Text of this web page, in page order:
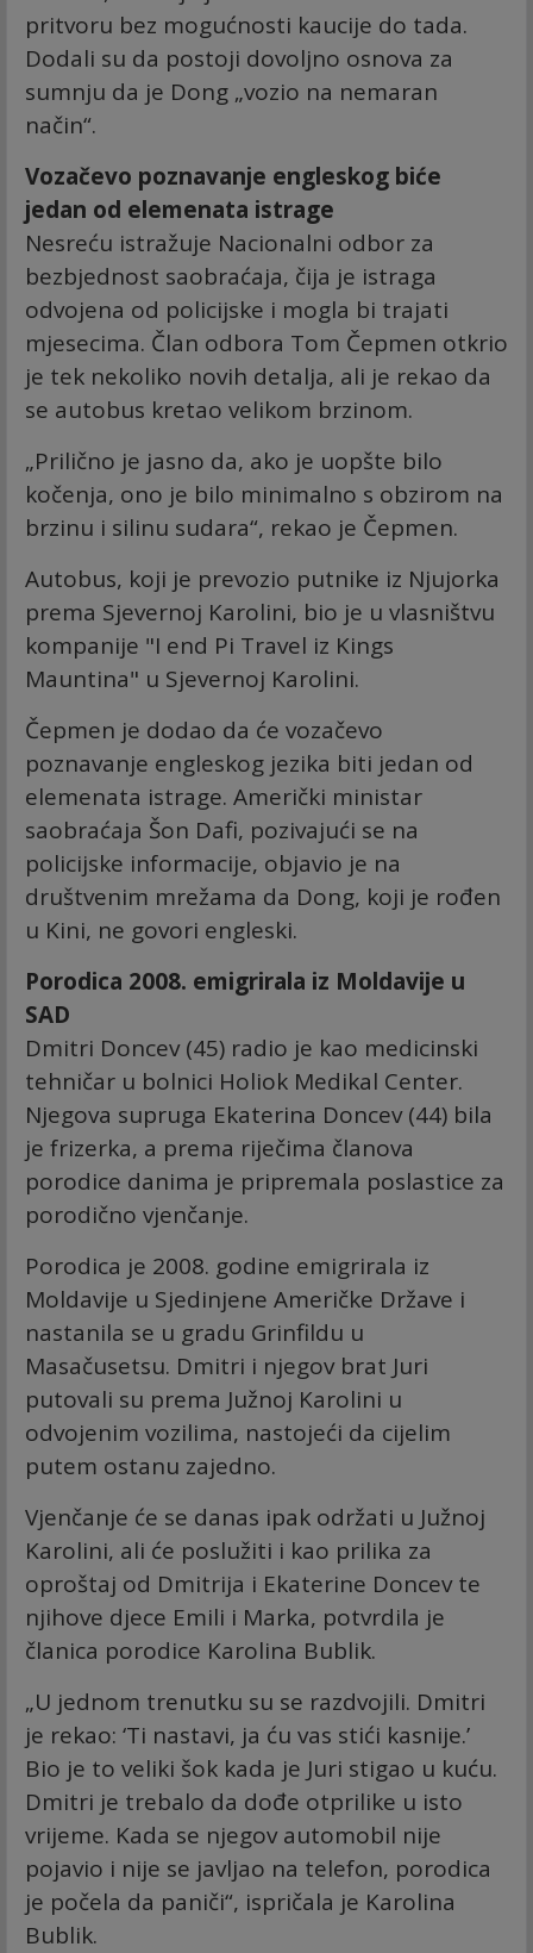
pritvoru bez mogućnosti kaucije do tada.
Dodali su da postoji dovoljno osnova za
sumnju da je Dong „vozio na nemaran
način“.
Vozačevo poznavanje engleskog biće
jedan od elemenata istrage
Nesreću istražuje Nacionalni odbor za
bezbjednost saobraćaja, čija je istraga
odvojena od policijske i mogla bi trajati
mjesecima. Član odbora Tom Čepmen otkrio
je tek nekoliko novih detalja, ali je rekao da
se autobus kretao velikom brzinom.
„Prilično je jasno da, ako je uopšte bilo
kočenja, ono je bilo minimalno s obzirom na
brzinu i silinu sudara“, rekao je Čepmen.
Autobus, koji je prevozio putnike iz Njujorka
prema Sjevernoj Karolini, bio je u vlasništvu
kompanije "I end Pi Travel iz Kings
Mauntina" u Sjevernoj Karolini.
Čepmen je dodao da će vozačevo
poznavanje engleskog jezika biti jedan od
elemenata istrage. Američki ministar
saobraćaja Šon Dafi, pozivajući se na
policijske informacije, objavio je na
društvenim mrežama da Dong, koji je rođen
u Kini, ne govori engleski.
Porodica 2008. emigrirala iz Moldavije u
SAD
Dmitri Doncev (45) radio je kao medicinski
tehničar u bolnici Holiok Medikal Center.
Njegova supruga Ekaterina Doncev (44) bila
je frizerka, a prema riječima članova
porodice danima je pripremala poslastice za
porodično vjenčanje.
Porodica je 2008. godine emigrirala iz
Moldavije u Sjedinjene Američke Države i
nastanila se u gradu Grinfildu u
Masačusetsu. Dmitri i njegov brat Juri
putovali su prema Južnoj Karolini u
odvojenim vozilima, nastojeći da cijelim
putem ostanu zajedno.
Vjenčanje će se danas ipak održati u Južnoj
Karolini, ali će poslužiti i kao prilika za
oproštaj od Dmitrija i Ekaterine Doncev te
njihove djece Emili i Marka, potvrdila je
članica porodice Karolina Bublik.
„U jednom trenutku su se razdvojili. Dmitri
je rekao: ‘Ti nastavi, ja ću vas stići kasnije.’
Bio je to veliki šok kada je Juri stigao u kuću.
Dmitri je trebalo da dođe otprilike u isto
vrijeme. Kada se njegov automobil nije
pojavio i nije se javljao na telefon, porodica
je počela da paniči“, ispričala je Karolina
Bublik.